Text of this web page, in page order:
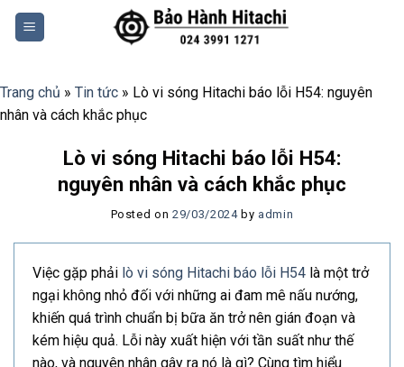
Skip
Trang chủ » Tin tức » Lò vi sóng Hitachi báo lỗi H54: nguyên
nhân và cách khắc phục
Lò vi sóng Hitachi báo lỗi H54:
nguyên nhân và cách khắc phục
Posted on29/03/2024by admin
Việc gặp phải lò vi sóng Hitachi báo lỗi H54 là một trở
ngại không nhỏ đối với những ai đam mê nấu nướng,
khiến quá trình chuẩn bị bữa ăn trở nên gián đoạn và
kém hiệu quả. Lỗi này xuất hiện với tần suất như thế
nào, và nguyên nhân gây ra nó là gì? Cùng tìm hiểu